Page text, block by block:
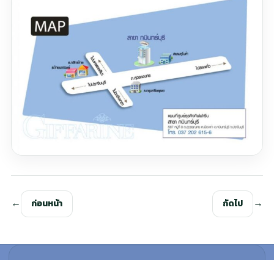
ก่อนหน้า ถัดไป